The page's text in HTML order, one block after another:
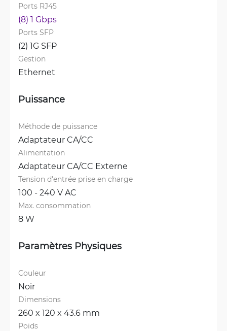
Ports RJ45
(8) 1 Gbps
Ports SFP
(2) 1G SFP
Gestion
Ethernet
Puissance
Méthode de puissance
Adaptateur CA/CC
Alimentation
Adaptateur CA/CC Externe
Tension d'entrée prise en charge
100 - 240 V AC
Max. consommation
8 W
Paramètres Physiques
Couleur
Noir
Dimensions
260 x 120 x 43.6 mm
Poids